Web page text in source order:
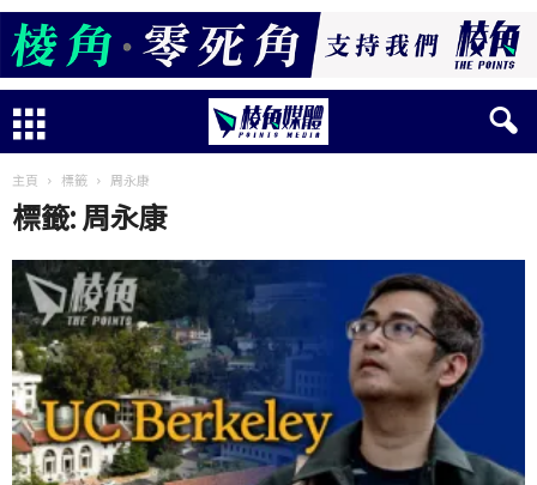
主頁 標籤 周永康
標籤: 周永康